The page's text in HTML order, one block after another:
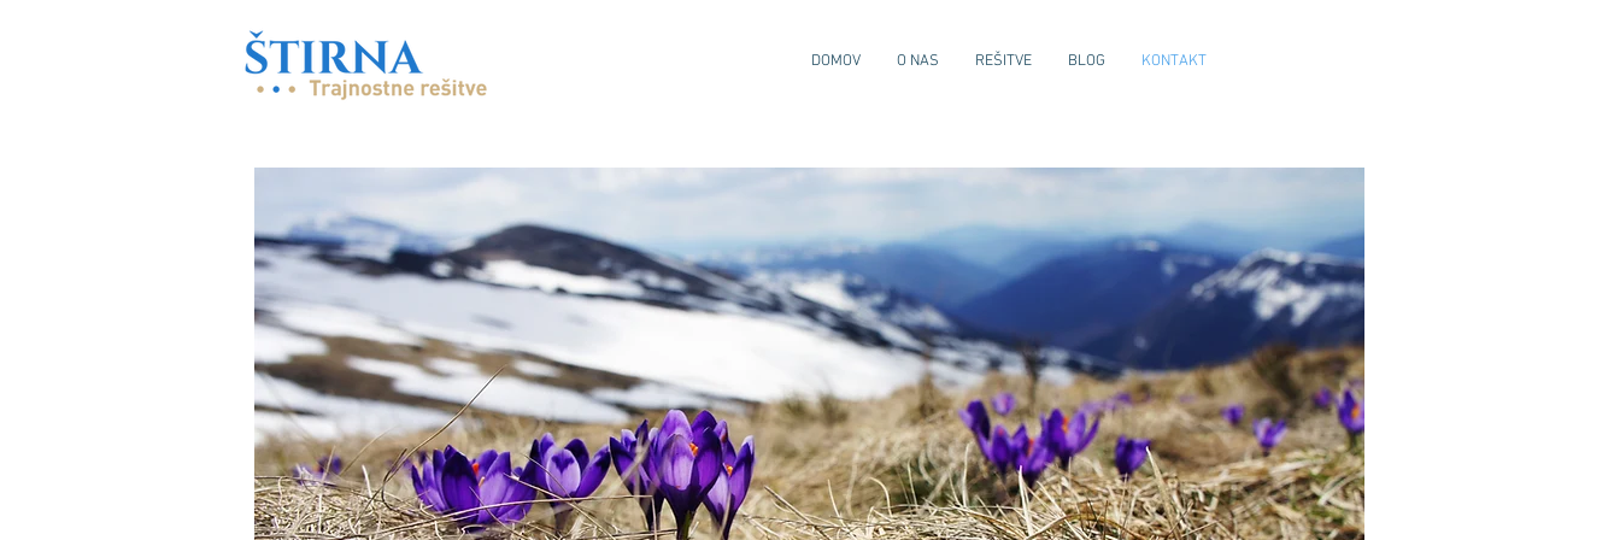
DOMOV O NAS REŠITVE BLOG KONTAKT